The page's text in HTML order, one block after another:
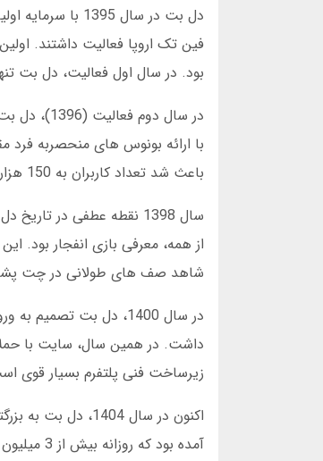
فین تک اروپا فعالیت داشتند.
بود. در سال اول فعالیت، دل بت تنها 15 هزار کاربر داشت که بیشتر آن ها از طریق تبلیغات دهان به دهان جذب شده
در سال
باعث شد تعداد کاربران به 150 هزار نفر برسد.
سال 1398 نقطه عطفی در
شاهد صف های طولانی در چت
زیرساخت فنی پلتفرم بسیار قوی
آمده